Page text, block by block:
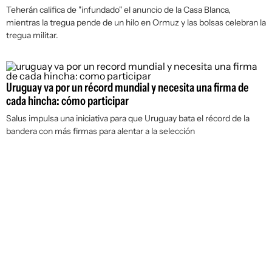
Teherán califica de "infundado" el anuncio de la Casa Blanca,
mientras la tregua pende de un hilo en Ormuz y las bolsas celebran la
tregua militar.
Uruguay va por un récord mundial y necesita una firma de
cada hincha: cómo participar
Salus impulsa una iniciativa para que Uruguay bata el récord de la
bandera con más firmas para alentar a la selección